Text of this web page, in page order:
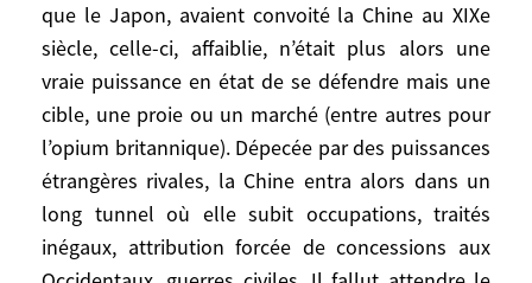
que le Japon, avaient convoité la Chine au XIXe
siècle, celle-ci, affaiblie, n’était plus alors une
vraie puissance en état de se défendre mais une
cible, une proie ou un marché (entre autres pour
l’opium britannique). Dépecée par des puissances
étrangères rivales, la Chine entra alors dans un
long tunnel où elle subit occupations, traités
inégaux, attribution forcée de concessions aux
des siècles passés -, n’avaient en rien
modifié cette compartimentation du
monde. Cela n’avait pas de sens «global»,
«mondial», d’être la nation la plus peuplée
ou la plus riche. Et quand les puissances
occidentales en pleine expansion
coloniale, ainsi que le Japon, avaient
convoité la Chine au XIXe siècle, celle-ci,
affaiblie, n’était plus alors une vraie